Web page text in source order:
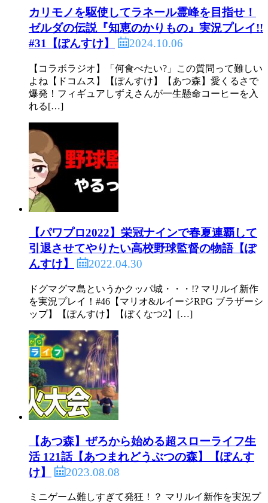
カリモノを駆使してラネール霊峰を目指せ！
ゼルダの伝説『知恵のかりもの』実況プレイ!!
#31【ぽんすけ】
2024.10.06
【コラボラジオ】「何食べたい?」この質問って難しい
よね【ドコムス】【ぽんすけ】【あつ森】愛くるさで
爆発！フィギュアしずえさんが一生懸命コーヒーを入
れる[…]
【パワプロ2022】栄冠ナインで春夏連覇して
引退させてやりたい高校野球監督の物語【ぽ
んすけ】
2022.04.30
ドグマグマ島というかクッパ城・・・!? マリルイ新作
を実況プレイ！#46【マリオ&ルイージRPG ブラザーシ
ップ】【ぽんすけ】【ぼくなつ2】[…]
【あつ森】ぜろから始める超スローライフ生
活 121話【あつまれどうぶつの森】【ぽんす
け】
2023.08.08
ミニゲーム難しすぎて発狂！？ マリルイ新作を実況プ